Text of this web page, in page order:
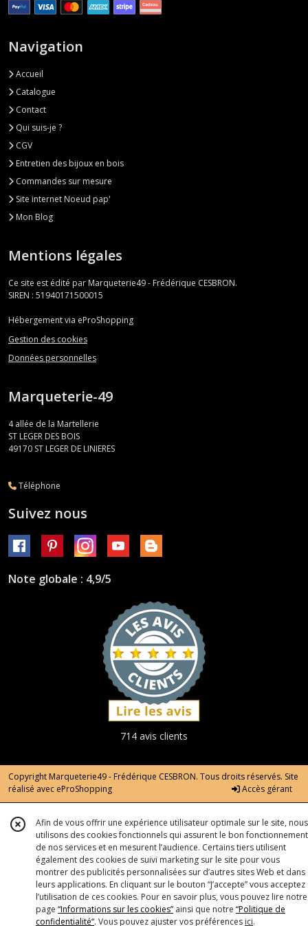
Navigation
Accueil
Catalogue
Contact
Qui suis-je ?
CGV
Entretien des bijoux en bois
Commandes sur mesure
Site internet Noeud pap'
Mon Blog
Mentions légales
Ce site est édité par Marqueterie49 - Frédérique CESBRON.
SIREN : 51940171500015
Hébergement via eProShopping
Gestion des cookies
Données personnelles
Marqueterie-49
4 allée de la Martellerie
ST LEGER DES BOIS
49170 ST LEGER DE LINIERES
Téléphone
Suivez nous
Note globale : 4,9/5
714 avis clients
Copyright Marqueterie49 - Frédérique CESBRON. Tous droits réservés. Site
réalisé avec eProShopping Accès gérant
Afin de vous offrir une expérience utilisateur optimale sur le site, nous
utilisons des cookies fonctionnels qui assurent le bon fonctionnement
de nos services et en mesurent l’audience. Certains tiers utilisent
également des cookies de suivi marketing sur le site pour vous
montrer des publicités personnalisées sur d’autres sites Web et dans
leurs applications. En cliquant sur le bouton “J’accepte” vous acceptez
l’utilisation de ces cookies. Pour en savoir plus, vous pouvez lire notre
page “Informations sur les cookies” ainsi que notre “Politique de
confidentialité“. Vous pouvez ajuster vos préférences ici.